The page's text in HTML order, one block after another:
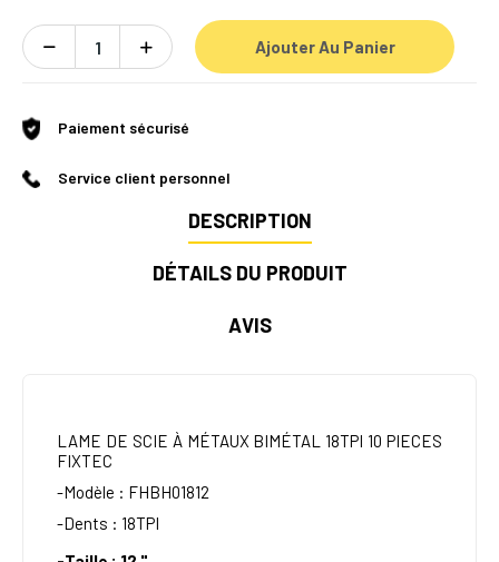
Ajouter Au Panier
Paiement sécurisé
Service client personnel
DESCRIPTION
DÉTAILS DU PRODUIT
AVIS
LAME DE SCIE À MÉTAUX BIMÉTAL 18TPI 10 PIECES
FIXTEC
-Modèle : FHBH01812
-Dents : 18TPI